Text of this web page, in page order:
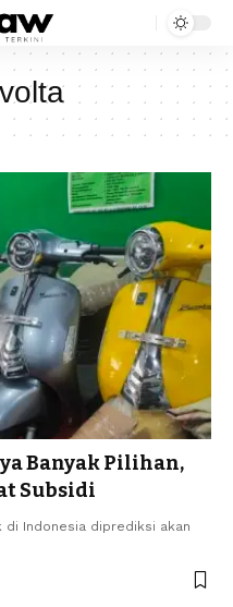
Banyak Pilihan,
Subsidi
Indonesia diprediksi akan